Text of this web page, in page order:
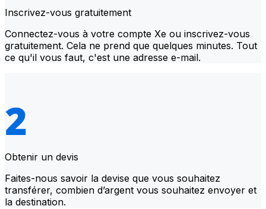
Inscrivez-vous gratuitement
Connectez-vous à votre compte Xe ou inscrivez-vous
gratuitement. Cela ne prend que quelques minutes. Tout
ce qu'il vous faut, c'est une adresse e-mail.
Obtenir un devis
Faites-nous savoir la devise que vous souhaitez
transférer, combien d’argent vous souhaitez envoyer et
la destination.